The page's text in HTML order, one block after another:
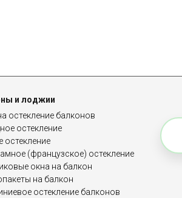
и лоджии
остекление балконов
остекление
остекление
(французское) остекление
окна на балкон
на балкон
остекление балконов